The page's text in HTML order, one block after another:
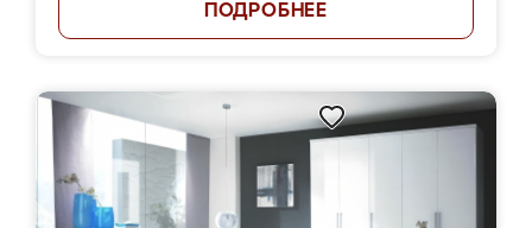
ПОДРОБНЕЕ